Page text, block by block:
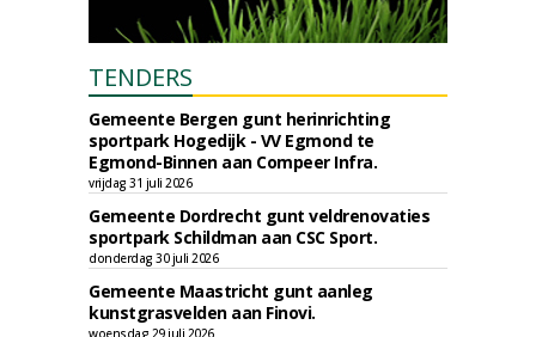
TENDERS
Gemeente Bergen gunt herinrichting
sportpark Hogedijk - VV Egmond te
Egmond-Binnen aan Compeer Infra.
vrijdag 31 juli 2026
Gemeente Dordrecht gunt veldrenovaties
sportpark Schildman aan CSC Sport.
donderdag 30 juli 2026
Gemeente Maastricht gunt aanleg
kunstgrasvelden aan Finovi.
woensdag 29 juli 2026